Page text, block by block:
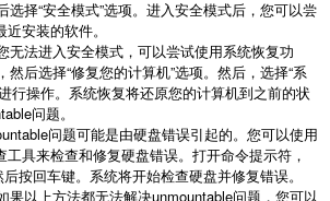
选择“安全模式”选项。进入安全模式后，您可以尝
安装的软件。
无法进入安全模式，可以尝试使用系统恢复功
后选择“修复您的计算机”选项。然后，选择“系
行操作。系统恢复将还原您的计算机到之前的状
问题。
问题可能是由硬盘错误引起的。您可以使用
具来检查和修复硬盘错误。打开命令提示符，
按回车键。系统将开始检查硬盘并修复错误。
果以上方法都无法解决unmountable问题，您可以